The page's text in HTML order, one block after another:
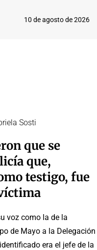
10 de agosto de 2026
Sosti
que se
que,
testigo, fue
voz como la de la
de Mayo a la Delegación
era el jefe de la